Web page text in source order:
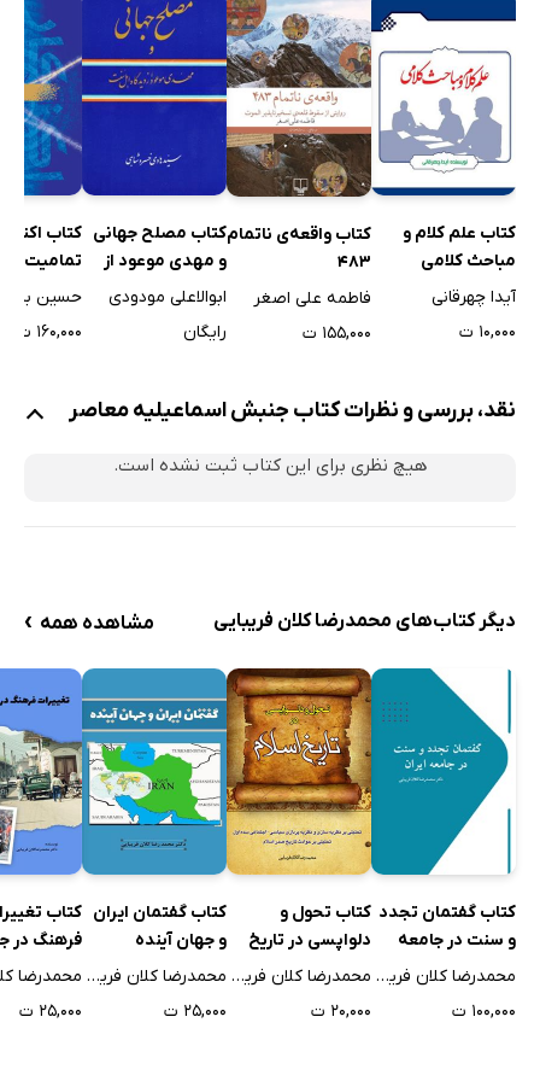
فصل سوم: اسماعیلیه و عرصه قدرت
اسماعیلیه و تشکیل دولت
تغییر مرجعیت سیاسی
انشعاب نزاری‌ها از فاطمیان
سازمان تبلیغات فاطمیان
اندیشه براندازی
جدایی دین و سیاست
ساختار دولت فاطمیان
‌ الگوی حکمرانی خلفای راشدین
علم در آموزه‌های اسماعیلیه
عقل‌گرایی و اسماعیلیه
تجارت و کشاورزی
تاریخ‌نگاری اسماعیلیه
بنیاد آقاخان
گفتمان هنری اسماعیلیه
فصل پنجم: اسماعیلیه معاصر
مطالعات اسماعیلی
الف) طیبی‌ها–بهره‌ها
ب) نزاری‌ها-خوجه‌ها
‌شخصیت‌های مذهبی خوجه
کتاب علم کلام و
مباحث کلامی
آیدا چهرقانی
۱۰,۰۰۰ ت
کتاب واقعه‌ی ناتمام
483
فاطمه علی اصغر
۱۵۵,۰۰۰ ت
کتاب مصلح جهانی
و مهدی موعود از
دیدگاه شیعه و اهل
ابوالاعلی مودودی
رایگان
کتاب
حسین
۱۶۰,۰۰۰ ت
نقد، بررسی و نظرات کتاب جنبش اسماعیلیه معاصر
هیچ نظری برای این کتاب ثبت نشده است.
دیگر کتاب‌های محمدرضا کلان فریبایی مشاهده همه ›
کتاب گفتمان تجدد
و سنت در جامعه
ایران
محمدرضا کلان فریبایی
۱۰۰,۰۰۰ ت
کتاب تحول و
دلواپسی در تاریخ
اسلام
محمدرضا کلان فریبایی
۲۰,۰۰۰ ت
کتاب گفتمان ایران
و جهان آینده
محمدرضا کلان فریبایی
۲۵,۰۰۰ ت
کتاب
فرهنگ در
ایران
۲۵,۰۰۰ ت